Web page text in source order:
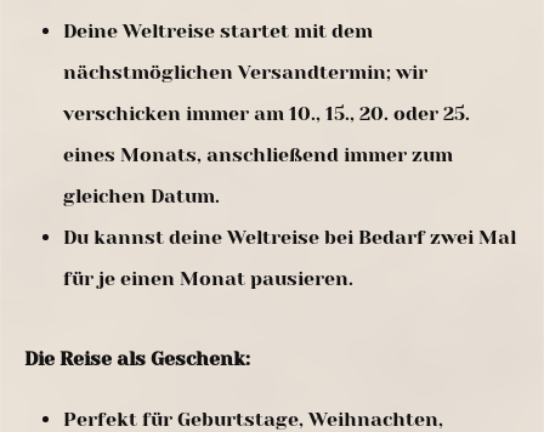
Deine Weltreise startet mit dem
nächstmöglichen Versandtermin; wir
verschicken immer am 10., 15., 20. oder 25.
eines Monats, anschließend immer zum
gleichen Datum.
Du kannst deine Weltreise bei Bedarf zwei Mal
für je einen Monat pausieren.
Die Reise als Geschenk:
Perfekt für Geburtstage, Weihnachten,